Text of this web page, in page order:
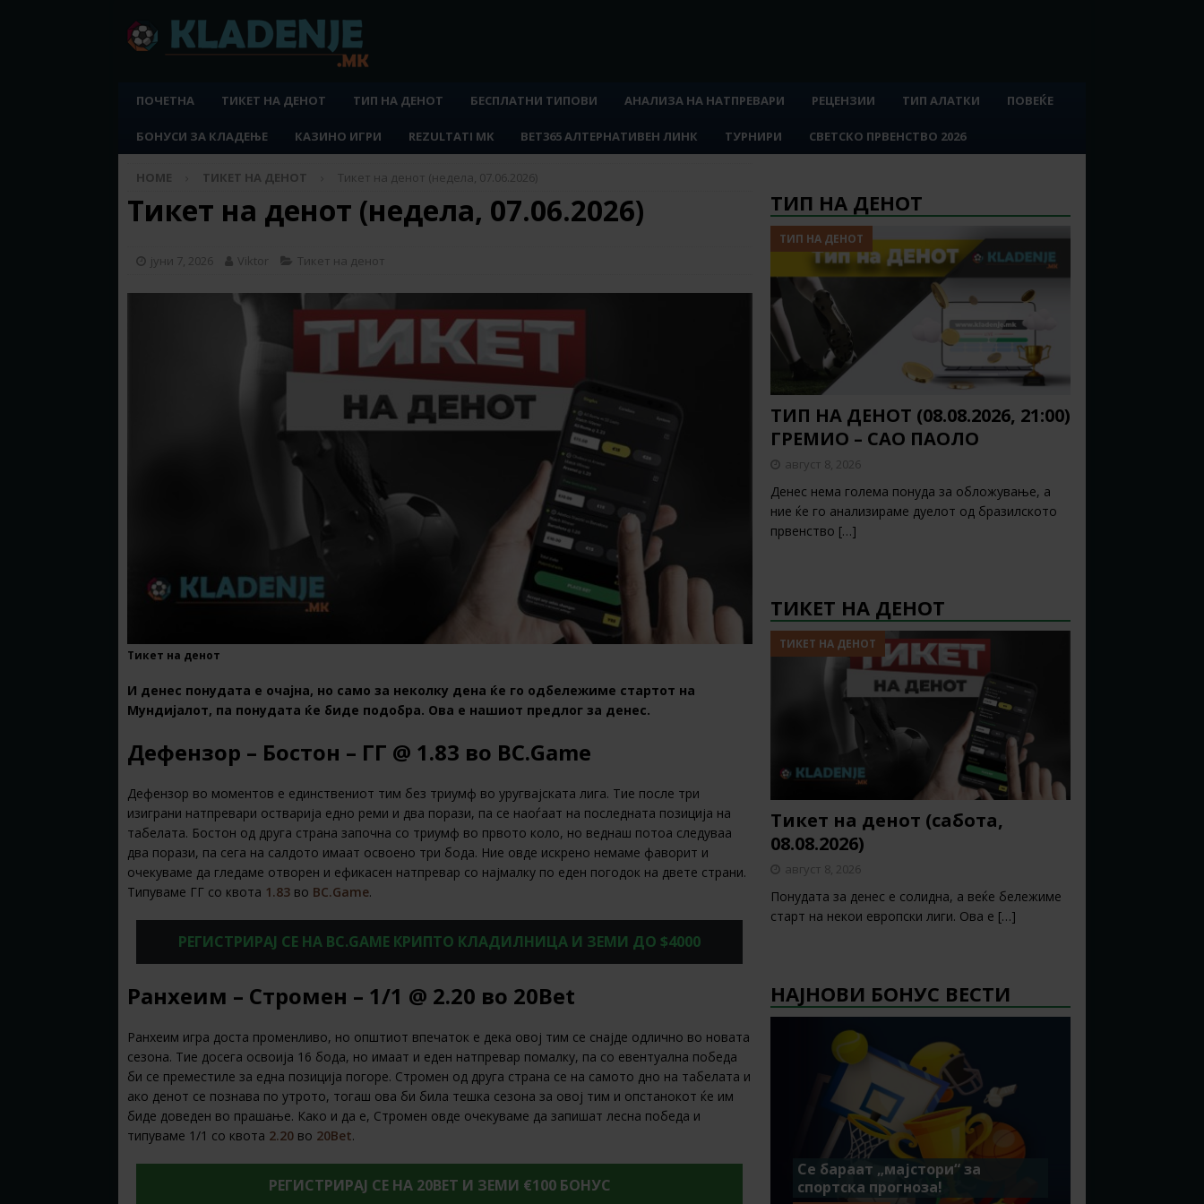
ПОЧЕТНА ТИКЕТ НА ДЕНОТ ТИП НА ДЕНОТ БЕСПЛАТНИ ТИПОВИ АНАЛИЗА НА НАТПРЕВАРИ РЕЦЕНЗИИ ТИП АЛАТКИ ПОВЕЌЕ
БОНУСИ ЗА КЛАДЕЊЕ КАЗИНО ИГРИ REZULTATI MK BET365 АЛТЕРНАТИВЕН ЛИНК ТУРНИРИ СВЕТСКО ПРВЕНСТВО 2026
HOME ТИКЕТ НА ДЕНОТ Тикет на денот (недела, 07.06.2026)
Тикет на денот (недела, 07.06.2026)
јуни 7, 2026 Viktor Тикет на денот
Тикет на денот
И денес понудата е очајна, но само за неколку дена ќе го одбележиме стартот на
Мундијалот, па понудата ќе биде подобра. Ова е нашиот предлог за денес.
Дефензор – Бостон – ГГ @ 1.83 во BC.Game
Дефензор во моментов е единствениот тим без триумф во уругвајската лига. Тие после три
изиграни натпревари остварија едно реми и два порази, па се наоѓаат на последната позиција на
табелата. Бостон од друга страна започна со триумф во првото коло, но веднаш потоа следуваа
два порази, па сега на салдото имаат освоено три бода. Ние овде искрено немаме фаворит и
очекуваме да гледаме отворен и ефикасен натпревар со најмалку по еден погодок на двете страни.
Типуваме ГГ со квота 1.83 во BC.Game.
РЕГИСТРИРАЈ СЕ НА BC.GAME КРИПТО КЛАДИЛНИЦА И ЗЕМИ ДО $4000
Ранхеим – Стромен – 1/1 @ 2.20 во 20Bet
Ранхеим игра доста променливо, но општиот впечаток е дека овој тим се снајде одлично во новата
сезона. Тие досега освоија 16 бода, но имаат и еден натпревар помалку, па со евентуална победа
би се преместиле за една позиција погоре. Стромен од друга страна се на самото дно на табелата и
ако денот се познава по утрото, тогаш ова би била тешка сезона за овој тим и опстанокот ќе им
биде доведен во прашање. Како и да е, Стромен овде очекуваме да запишат лесна победа и
типуваме 1/1 со квота 2.20 во 20Bet.
РЕГИСТРИРАЈ СЕ НА 20BET И ЗЕМИ €100 БОНУС
ТИП НА ДЕНОТ
ТИП НА ДЕНОТ
ТИП НА ДЕНОТ (08.08.2026, 21:00)
ГРЕМИО – САО ПАОЛО
август 8, 2026
Денес нема голема понуда за обложување, а
ние ќе го анализираме дуелот од бразилското
првенство […]
ТИКЕТ НА ДЕНОТ
ТИКЕТ НА ДЕНОТ
Тикет на денот (сабота,
08.08.2026)
август 8, 2026
Понудата за денес е солидна, а веќе бележиме
старт на некои европски лиги. Ова е […]
НАЈНОВИ БОНУС ВЕСТИ
Се бараат „мајстори“ за
спортска прогноза!